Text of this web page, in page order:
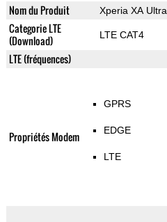
Nom du Produit Xperia XA Ultra
Categorie LTE
(Download)
LTE CAT4
LTE (fréquences)
Propriétés Modem
GPRS
EDGE
LTE